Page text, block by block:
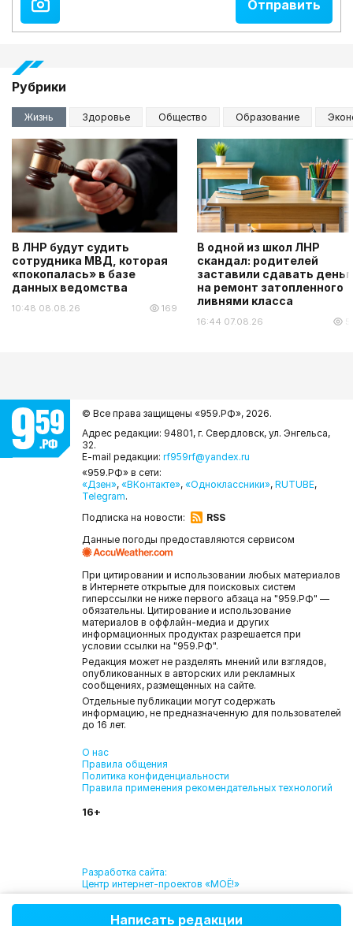
Рубрики
Жизнь Здоровье Общество Образование
В ЛНР будут судить
сотрудника МВД, которая
«покопалась» в базе
данных ведомства
10:48 08.08.26 169
В одной из школ ЛНР
скандал: родителей
заставили сдавать
на ремонт затопленного
ливнями класса
16:44 07.08.26
© Все права защищены «959.РФ», 2026.
Адрес редакции: 94801, г. Свердловск, ул. Энгельса,
32.
E-mail редакции: rf959rf@yandex.ru
«959.РФ» в сети:
«Дзен», «ВКонтакте», «Одноклассники», RUTUBE,
Telegram.
Подписка на новости:
RSS
Данные погоды предоставляются сервисом
При цитировании и использовании любых материалов
в Интернете открытые для поисковых систем
гиперссылки не ниже первого абзаца на "959.РФ" —
обязательны. Цитирование и использование
материалов в оффлайн-медиа и других
информационных продуктах разрешается при
условии ссылки на "959.РФ".
Редакция может не разделять мнений или взглядов,
опубликованных в авторских или рекламных
сообщениях, размещенных на сайте.
Отдельные публикации могут содержать
информацию, не предназначенную для пользователей
до 16 лет.
О нас
Правила общения
Политика конфиденциальности
Правила применения рекомендательных технологий
16+
Разработка сайта:
Центр интернет-проектов «МОЁ!»
Написать редакции